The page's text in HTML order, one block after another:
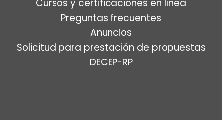
Cursos y certificaciones en línea
Preguntas frecuentes
Anuncios
Solicitud para prestación de propuestas
DECEP-RP